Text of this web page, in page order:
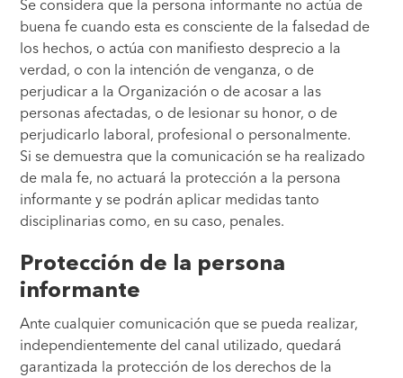
Se considera que la persona informante no actúa de
buena fe cuando esta es consciente de la falsedad de
los hechos, o actúa con manifiesto desprecio a la
verdad, o con la intención de venganza, o de
perjudicar a la Organización o de acosar a las
personas afectadas, o de lesionar su honor, o de
perjudicarlo laboral, profesional o personalmente.
Si se demuestra que la comunicación se ha realizado
de mala fe, no actuará la protección a la persona
informante y se podrán aplicar medidas tanto
disciplinarias como, en su caso, penales.
Protección de la persona
informante
Ante cualquier comunicación que se pueda realizar,
independientemente del canal utilizado, quedará
garantizada la protección de los derechos de la